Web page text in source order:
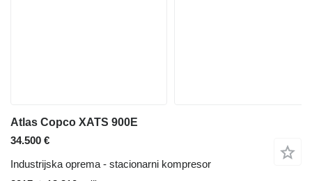
Atlas Copco XATS 900E
34.500 €
Industrijska oprema - stacionarni kompresor